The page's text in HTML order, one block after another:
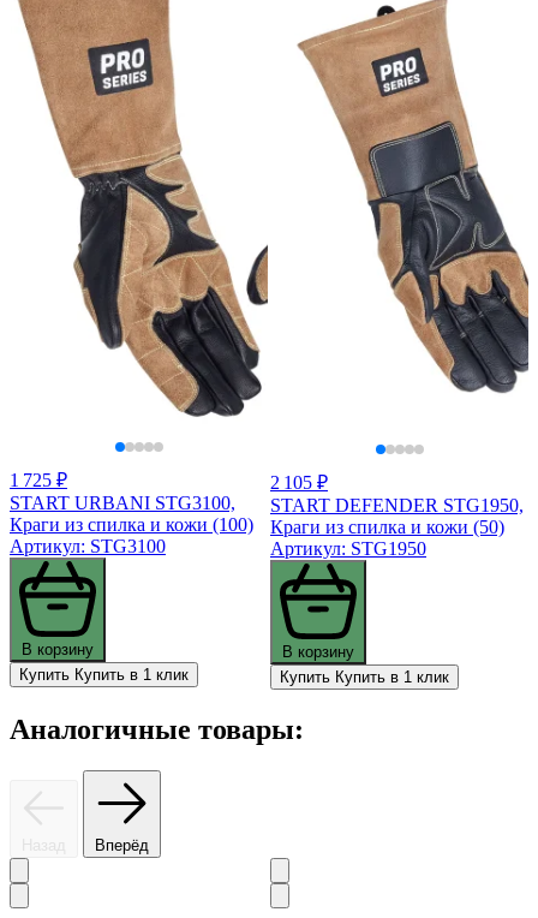
1 725 ₽
START URBANI STG3100,
Краги из спилка и кожи (100)
Артикул: STG3100
В корзину
Купить Купить в 1 клик
2 105 ₽
START DEFENDER STG1950,
Краги из спилка и кожи (50)
Артикул: STG1950
В корзину
Купить Купить в 1 клик
Аналогичные товары:
Назад Вперёд